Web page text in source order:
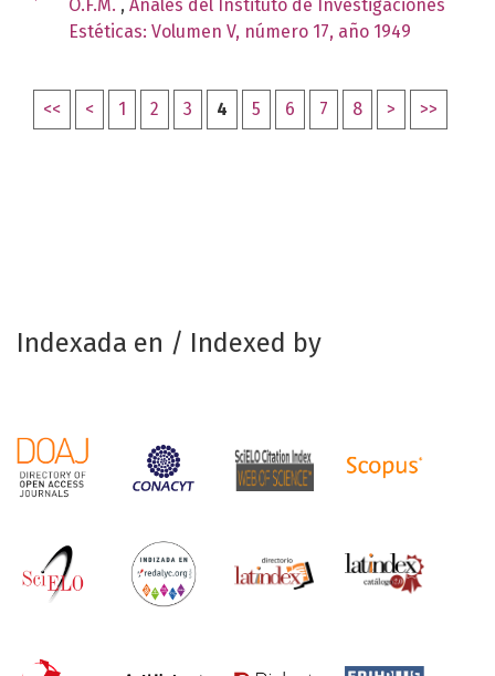
O.F.M. , Anales del Instituto de Investigaciones
Estéticas: Volumen V, número 17, año 1949
<< < 1 2 3 4 5 6 7 8 > >>
Indexada en / Indexed by